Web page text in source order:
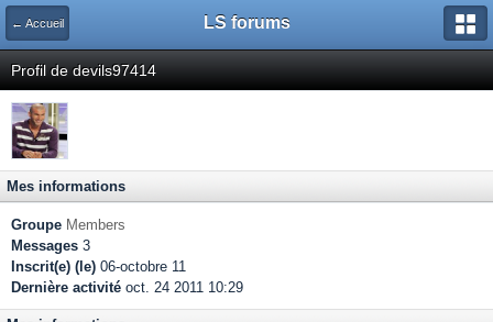
← Accueil LS forums
Profil de devils97414
Mes informations
Groupe Members
Messages 3
Inscrit(e) (le) 06-octobre 11
Dernière activité oct. 24 2011 10:29